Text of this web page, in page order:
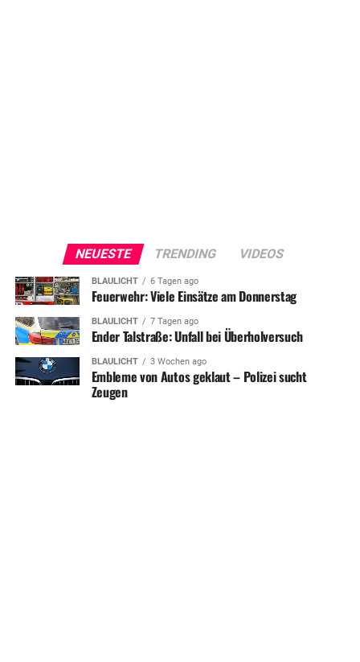
NEUESTE TRENDING VIDEOS
BLAULICHT 6 Tagen ago
Feuerwehr: Viele Einsätze am Donnerstag
BLAULICHT 7 Tagen ago
Ender Talstraße: Unfall bei Überholversuch
BLAULICHT 3 Wochen ago
Embleme von Autos geklaut – Polizei sucht
Zeugen